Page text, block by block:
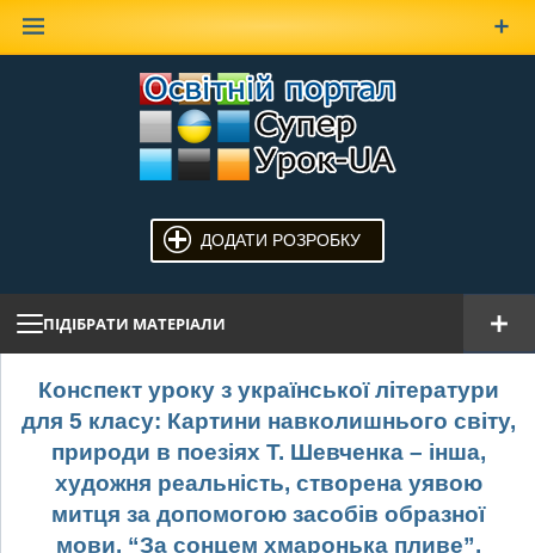
ДОДАТИ РОЗРОБКУ
ПІДІБРАТИ МАТЕРІАЛИ
Конспект уроку з української літератури
для 5 класу: Картини навколишнього світу,
природи в поезіях Т. Шевченка – інша,
художня реальність, створена уявою
митця за допомогою засобів образної
мови. “За сонцем хмаронька пливе”.